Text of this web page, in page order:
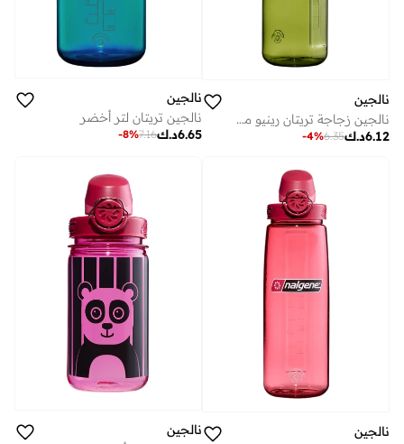
نالجين
نالجين زجاجة تريتان رينيو مل باللون الأخضر مع غطاء برتقالي مستدام
د.ك6.12
6.35
-4%
نالجين
نالجين تريتان لتر أخضر
د.ك6.65
7.16
-8%
نالجين
نالجين